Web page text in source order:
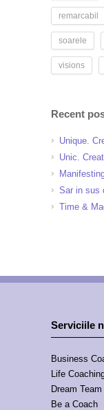
remarcabil
soarele
visions
Recent
Unique.
Unic.
Sar in sus
Time &
Serviciile
Business
Life
Dream
Be a Coach